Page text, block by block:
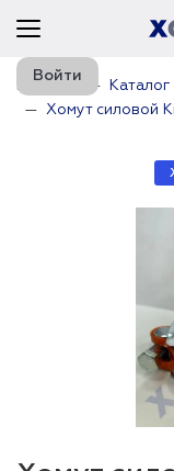
Войти
Главная Каталог
Хомут силовой